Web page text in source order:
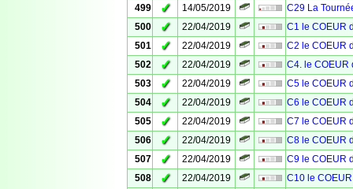
499
✓ 14/05/2019
C29 La
500
✓ 22/04/2019
C1 le COEUR
501
✓ 22/04/2019
C2 le COEUR
502
✓ 22/04/2019
C4. le COEUR
503
✓ 22/04/2019
C5 le COEUR
504
✓ 22/04/2019
C6 le COEUR
505
✓ 22/04/2019
C7 le COEUR
506
✓ 22/04/2019
C8 le COEUR
507
✓ 22/04/2019
C9 le COEUR
508
✓ 22/04/2019
C10 le